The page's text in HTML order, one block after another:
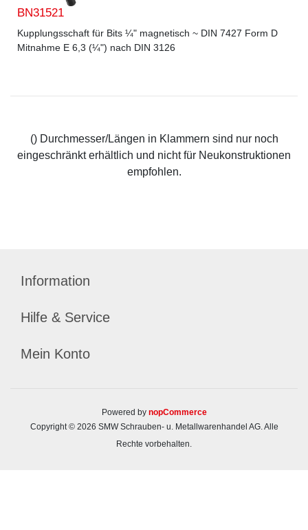
BN31521
Kupplungsschaft für Bits ¼" magnetisch ~ DIN 7427 Form D
Mitnahme E 6,3 (¼") nach DIN 3126
() Durchmesser/Längen in Klammern sind nur noch
eingeschränkt erhältlich und nicht für Neukonstruktionen
empfohlen.
Information
Hilfe & Service
Mein Konto
Powered by nopCommerce
Copyright © 2026 SMW Schrauben- u. Metallwarenhandel AG. Alle
Rechte vorbehalten.